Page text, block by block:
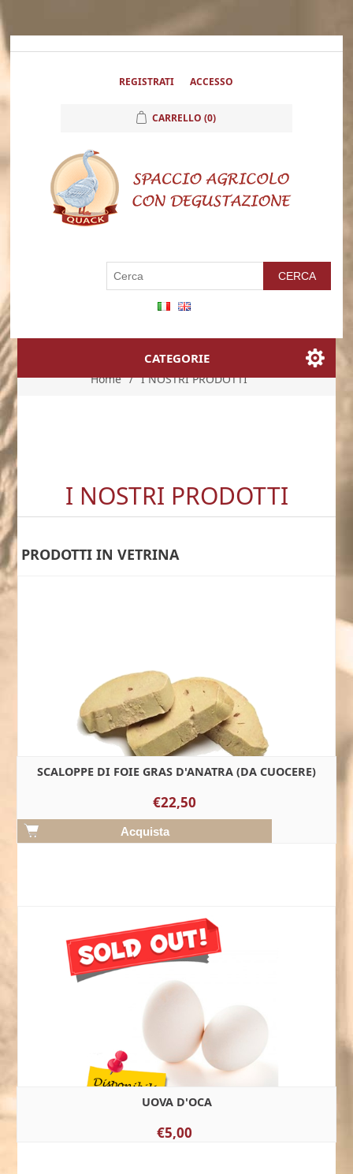
REGISTRATI ACCESSO
CARRELLO (0)
CATEGORIE
Home / I NOSTRI PRODOTTI
I NOSTRI PRODOTTI
PRODOTTI IN VETRINA
SCALOPPE DI FOIE GRAS D'ANATRA (DA CUOCERE)
€22,50
UOVA D'OCA
€5,00